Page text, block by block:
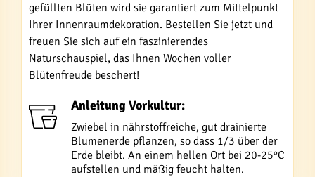
gefüllten Blüten wird sie garantiert zum Mittelpunkt
Ihrer Innenraumdekoration. Bestellen Sie jetzt und
freuen Sie sich auf ein faszinierendes
Naturschauspiel, das Ihnen Wochen voller
Blütenfreude beschert!
Anleitung Vorkultur:
Zwiebel in nährstoffreiche, gut drainierte
Blumenerde pflanzen, so dass 1/3 über der
Erde bleibt. An einem hellen Ort bei 20-25°C
aufstellen und mäßig feucht halten.